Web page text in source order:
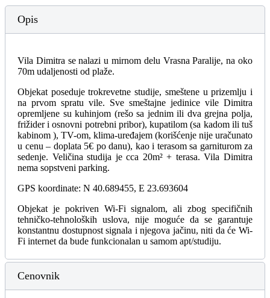
Opis
Vila Dimitra se nalazi u mirnom delu Vrasna Paralije, na oko
70m udaljenosti od plaže.
Objekat poseduje trokrevetne studije, smeštene u prizemlju i
na prvom spratu vile. Sve smeštajne jedinice vile Dimitra
opremljene su kuhinjom (rešo sa jednim ili dva grejna polja,
frižider i osnovni potrebni pribor), kupatilom (sa kadom ili tuš
kabinom ), TV-om, klima-uređajem (korišćenje nije uračunato
u cenu – doplata 5€ po danu), kao i terasom sa garniturom za
sedenje. Veličina studija je cca 20m² + terasa. Vila Dimitra
nema sopstveni parking.
GPS koordinate: N 40.689455, E 23.693604
Objekat je pokriven Wi-Fi signalom, ali zbog specifičnih
tehničko-tehnoloških uslova, nije moguće da se garantuje
konstantnu dostupnost signala i njegova jačinu, niti da će Wi-
Fi internet da bude funkcionalan u samom apt/studiju.
Cenovnik